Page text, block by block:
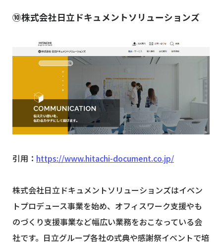
⑩株式会社日立ドキュメントソリューションズ
引用： https://www.hitachi-document.co.jp/
株式会社日立ドキュメントソリューションズはイベン
トプロデュース事業を始め、オフィスワーク支援やも
のづくり支援事業など幅広い業務をおこなっている会
社です。日立グループ各社の式典や感謝祭イベントで培